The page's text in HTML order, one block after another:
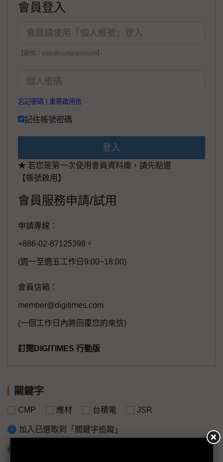
會員登入
【範例：user@company.com】
忘記密碼 重寄啟用信
記住帳號密碼
登入
★ 若您是第一次使用會員資料庫，請先點選
【帳號啟用】
會員服務申請/試用
申請專線：
+886-02-87125398。
(週一至週五工作日9:00~18:00)
會員信箱：
member@digitimes.com
(一個工作日內將回覆您的來信)
訂閱DIGITIMES 行動版
關鍵字
CMP 應材 台積電 JSR
加入已選取到「關鍵字追蹤」